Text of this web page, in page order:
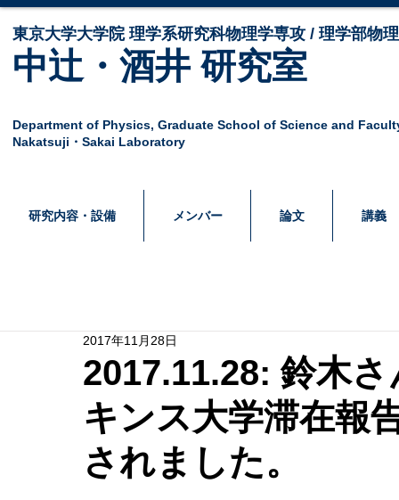
東京大学大学院 ​理学系研究科物理学専攻 / 理学部物
中辻・酒井 研究室
Department of Physics, Graduate School of Science and
Nakatsuji・Sakai Laboratory
研究内容・設備 メンバー 論文 講義
2017.11.28: 鈴木
キンス大学滞在報
されました。
2017年11月28日